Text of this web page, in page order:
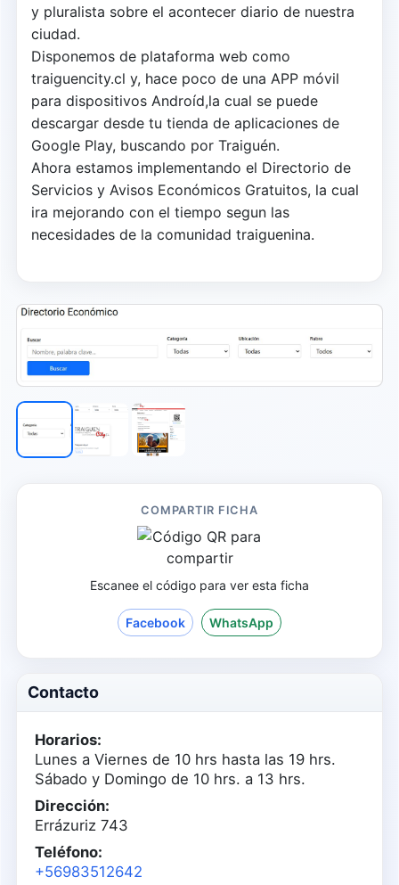
y pluralista sobre el acontecer diario de nuestra
ciudad.
Disponemos de plataforma web como
traiguencity.cl y, hace poco de una APP móvil
para dispositivos Androíd,la cual se puede
descargar desde tu tienda de aplicaciones de
Google Play, buscando por Traiguén.
Ahora estamos implementando el Directorio de
Servicios y Avisos Económicos Gratuitos, la cual
ira mejorando con el tiempo segun las
necesidades de la comunidad traiguenina.
COMPARTIR FICHA
Escanee el código para ver esta ficha
Facebook WhatsApp
Contacto
Horarios:
Lunes a Viernes de 10 hrs hasta las 19 hrs.
Sábado y Domingo de 10 hrs. a 13 hrs.
Dirección:
Errázuriz 743
Teléfono:
+56983512642